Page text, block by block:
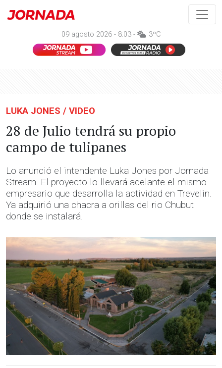
09 agosto 2026 - 8:03 - 3ºC
LUKA JONES / VIDEO
28 de Julio tendrá su propio
campo de tulipanes
Lo anunció el intendente Luka Jones por Jornada
Stream. El proyecto lo llevará adelante el mismo
empresario que desarrolla la actividad en Trevelin.
Ya adquirió una chacra a orillas del rio Chubut
donde se instalará.